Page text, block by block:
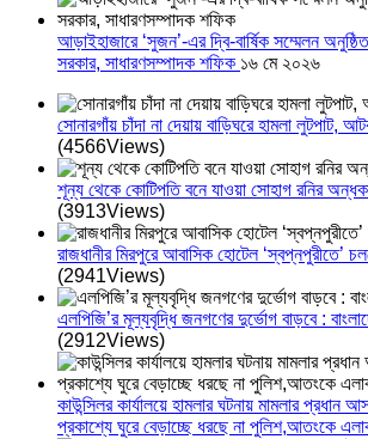
আড়াইহাজারে ‘সুজন’-এর দ্বি-বার্ষিক সম্মেলন
সরকার, সাধারণসম্পাদক শফিক ১৬ মে ২০২৬
সোনারগাঁয় চাঁদা না দেয়ায় বাড়িঘরে হামলা
(4566Views)
শূন্য থেকে কোটিপতি বনে যাওয়া সোহাগ রনির
(3913Views)
রাজধানীর মিরপুরে আবাসিক হোটেল ‘স্বপ্নপুরীতে’
(2941Views)
এলপিজি’র মূল্যবৃদ্ধি জনগণের দুর্ভোগ বাড়বে :
(2912Views)
কাউন্সিলর কার্যালয়ে হামলার ঘটনায় মামলার প্রধান
প্রকাশ্যে ঘুরে বেড়াচ্ছে ধরছে না পুলিশ,আতংকে